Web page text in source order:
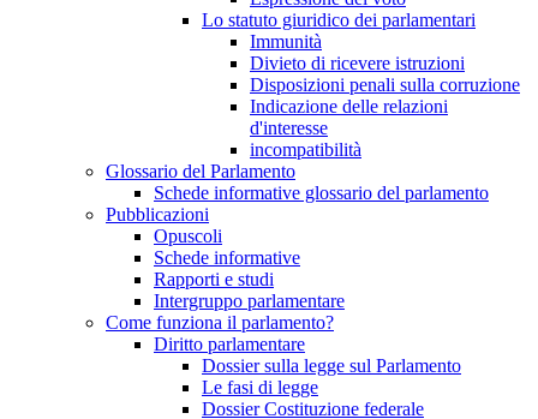
Lo statuto giuridico dei parlamentari
Immunità
Divieto di ricevere istruzioni
Disposizioni penali sulla corruzione
Indicazione delle relazioni
d'interesse
incompatibilità
Glossario del Parlamento
Schede informative glossario del parlamento
Pubblicazioni
Opuscoli
Schede informative
Rapporti e studi
Intergruppo parlamentare
Come funziona il parlamento?
Diritto parlamentare
Dossier sulla legge sul Parlamento
Le fasi di legge
Dossier Costituzione federale